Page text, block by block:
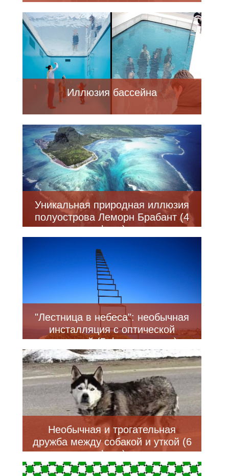
Иллюзия бассейна
Уникальная природная иллюзия
полуострова Леморн Брабант (4
фото)
"Лестница в небеса": необычная
инсталляция с оптической
иллюзией (5 фото + видео)
Необычная и трогательная
дружба между собакой и уткой (6
фото)